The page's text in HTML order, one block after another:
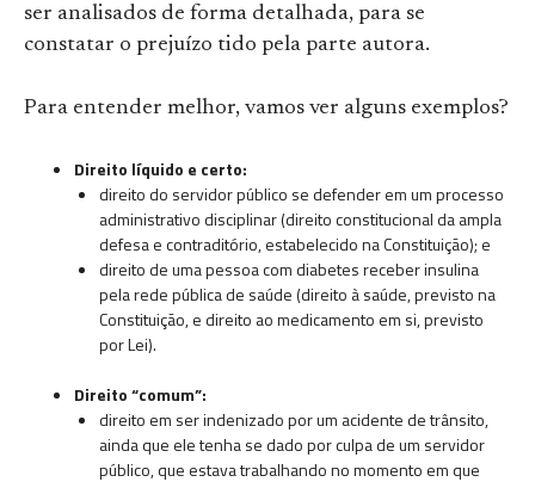
ser analisados de forma detalhada, para se
constatar o prejuízo tido pela parte autora.
Para entender melhor, vamos ver alguns exemplos?
Direito líquido e certo:
direito do servidor público se defender em um processo
administrativo disciplinar (direito constitucional da ampla
defesa e contraditório, estabelecido na Constituição); e
direito de uma pessoa com diabetes receber insulina
pela rede pública de saúde (direito à saúde, previsto na
Constituição, e direito ao medicamento em si, previsto
por Lei).
Direito “comum”:
direito em ser indenizado por um acidente de trânsito,
ainda que ele tenha se dado por culpa de um servidor
público, que estava trabalhando no momento em que